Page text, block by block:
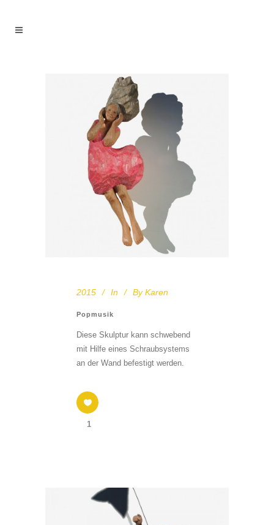
2015 In By Karen
Popmusik
Diese Skulptur kann schwebend
mit Hilfe eines Schraubsystems
an der Wand befestigt werden.
1